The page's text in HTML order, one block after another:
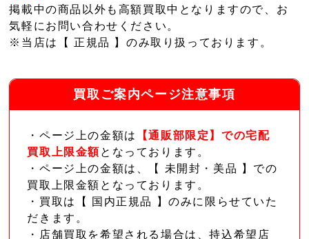
掲載中の商品以外も高額買取中となりますので、お
気軽にお問い合わせください。
※当店は【 正規品 】のみ取り扱っております。
買取ご案内ページ注意事項
・ページ上の金額は
【通販部限定】での宅配
買取上限金額となっております。
・ページ上の金額は、【 未開封・美品 】での
買取上限金額となっております。
・買取は【 国内正規品 】のみに限らせていた
だきます。
・店舗買取を希望される場合は、持込希望店